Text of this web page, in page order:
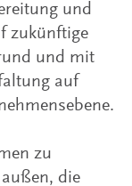
und
zukünftige
und mit
auf
zu
die